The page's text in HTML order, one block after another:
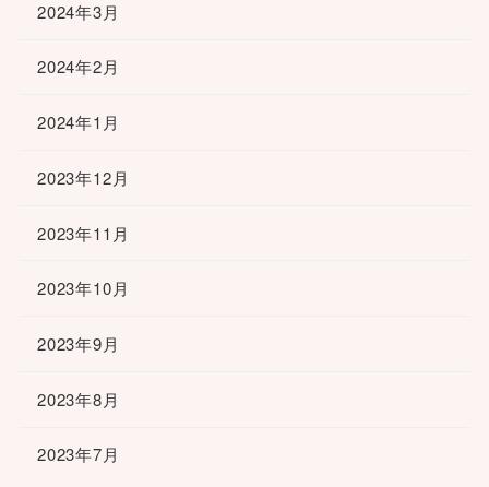
2024年3月
2024年2月
2024年1月
2023年12月
2023年11月
2023年10月
2023年9月
2023年8月
2023年7月